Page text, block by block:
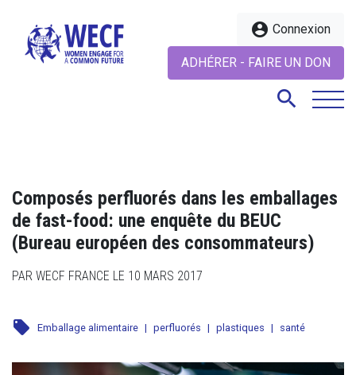
account_circle Connexion
ADHÉRER - FAIRE UN DON
search
search
Composés perfluorés dans les emballages
de fast-food: une enquête du BEUC
(Bureau européen des consommateurs)
PAR WECF FRANCE LE 10 MARS 2017
local_offer Emballage alimentaire | perfluorés | plastiques | santé